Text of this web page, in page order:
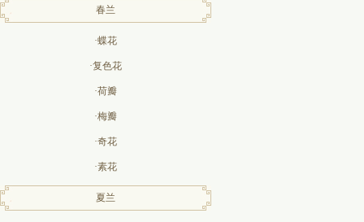
春兰
·蝶花
·复色花
·荷瓣
·梅瓣
·奇花
·素花
夏兰